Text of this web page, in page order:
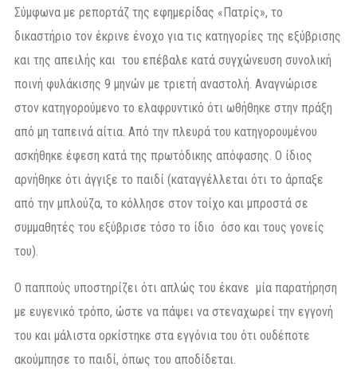
Σύμφωνα με ρεπορτάζ της εφημερίδας «Πατρίς», το
δικαστήριο τον έκρινε ένοχο για τις κατηγορίες της εξύβρισης
και της απειλής και του επέβαλε κατά συγχώνευση συνολική
ποινή φυλάκισης 9 μηνών με τριετή αναστολή. Αναγνώρισε
στον κατηγορούμενο το ελαφρυντικό ότι ωθήθηκε στην πράξη
από μη ταπεινά αίτια. Από την πλευρά του κατηγορουμένου
ασκήθηκε έφεση κατά της πρωτόδικης απόφασης. Ο ίδιος
αρνήθηκε ότι άγγιξε το παιδί (καταγγέλλεται ότι το άρπαξε
από την μπλούζα, το κόλλησε στον τοίχο και μπροστά σε
συμμαθητές του εξύβρισε τόσο το ίδιο όσο και τους γονείς
του).
Ο παππούς υποστηρίζει ότι απλώς του έκανε μία παρατήρηση
με ευγενικό τρόπο, ώστε να πάψει να στεναχωρεί την εγγονή
του και μάλιστα ορκίστηκε στα εγγόνια του ότι ουδέποτε
ακούμπησε το παιδί, όπως του αποδίδεται.